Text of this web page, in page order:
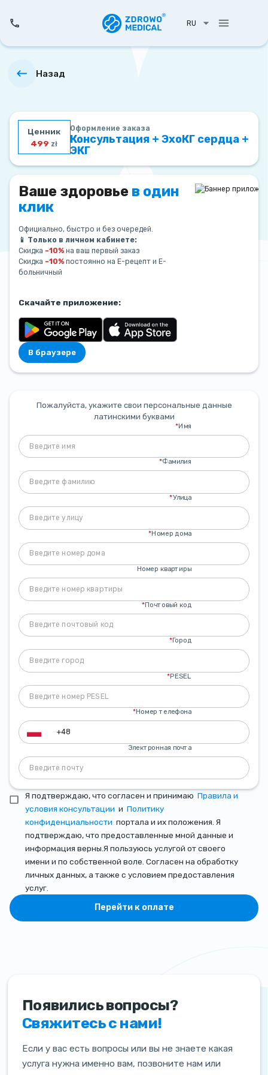
RU
Назад
Ценник
499 zł
Оформление заказа
Консультация + ЭхоКГ сердца +
ЭКГ
Ваше здоровье в один
клик
Официально, быстро и без очередей.
📱 Только в личном кабинете:
Скидка –10% на ваш первый заказ
Скидка –10% постоянно на Е-рецепт и Е-
больничный
Скачайте приложение:
В браузере
Пожалуйста, укажите свои персональные данные
латинскими буквами
Имя
*
Фамилия
*
Улица
*
Номер дома
*
Номер квартиры
Почтовый код
*
Город
*
PESEL
*
Номер телефона
*
Электронная почта
Я подтверждаю, что согласен и принимаю Правила и
условия консультации и Политику
конфиденциальности портала и их положения. Я
подтверждаю, что предоставленные мной данные и
информация верны.Я пользуюсь услугой от своего
имени и по собственной воле. Согласен на обработку
личных данных, а также с условием предоставления
услуг.
Перейти к оплате
Появились вопросы?
Свяжитесь с нами!
Если у вас есть вопросы или вы не знаете какая
услуга нужна именно вам, позвоните нам или